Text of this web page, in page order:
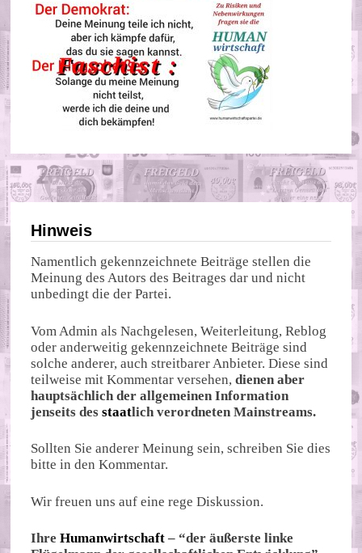
Hinweis
Namentlich gekennzeichnete Beiträge stellen die
Meinung des Autors des Beitrages dar und nicht
unbedingt die der Partei.
Vom Admin als Nachgelesen, Weiterleitung, Reblog
oder anderweitig gekennzeichnete Beiträge sind
solche anderer, auch streitbarer Anbieter. Diese sind
teilweise mit Kommentar versehen,dienen aber
hauptsächlich der allgemeinen Information
jenseits desstaatlich verordneten Mainstreams.
Sollten Sie anderer Meinung sein, schreiben Sie dies
bitte in den Kommentar.
Wir freuen uns auf eine rege Diskussion.
IhreHumanwirtschaft – “der äußerste linke